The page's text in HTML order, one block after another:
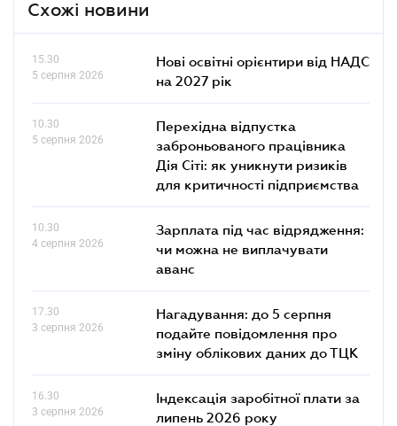
Схожі новини
15.30
5 серпня 2026
Нові освітні орієнтири від НАДС
на 2027 рік
10.30
5 серпня 2026
Перехідна відпустка
заброньованого працівника
Дія Сіті: як уникнути ризиків
для критичності підприємства
10.30
4 серпня 2026
Зарплата під час відрядження:
чи можна не виплачувати
аванс
17.30
3 серпня 2026
Нагадування: до 5 серпня
подайте повідомлення про
зміну облікових даних до ТЦК
16.30
3 серпня 2026
Індексація заробітної плати за
липень 2026 року